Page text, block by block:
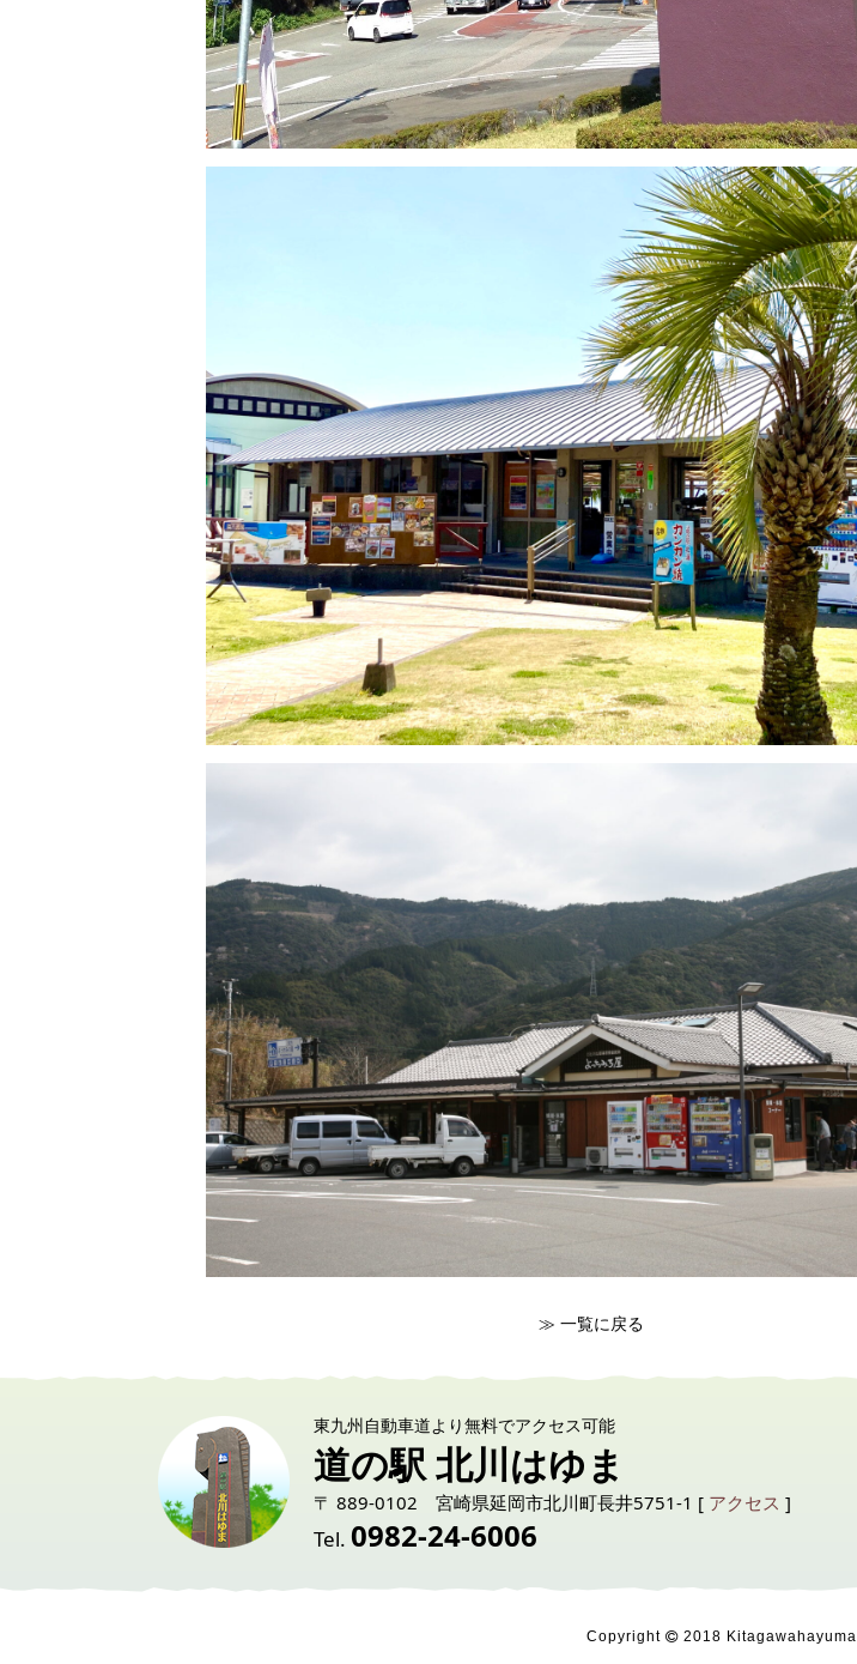
≫ 一覧に戻る
東九州自動車道より無料でアクセス可能
道の駅 北川はゆま
〒 889-0102 宮崎県延岡市北川町長井5751-1 [ アクセス ]
Tel. 0982-24-6006
Copyright 2018 Kitagawahayuma